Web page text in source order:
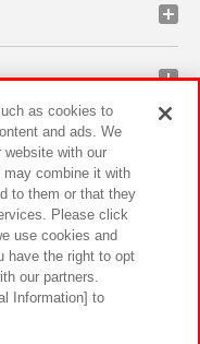
サイトポリシー
ビリティ方針と検証結果
as cookies to
and ads. We
website with our
combine it with
to them or that they
Please click
use cookies and
have the right to opt
our partners.
Information] to